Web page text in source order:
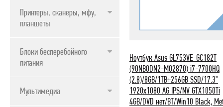
Принтеры, сканеры, мфу,
планшеты
Блоки бесперебойного
питания
Мультимедиа
Ноутбук Asus GL753VE-GC182T
(90NB0DN2-M02870) i7-7700HQ
(2.8)/8GB/1TB+256GB SSD/17.3"
1920x1080 AG IPS/NV GTX1050Ti
4GB/DVD нет/BT/Win10 Black,